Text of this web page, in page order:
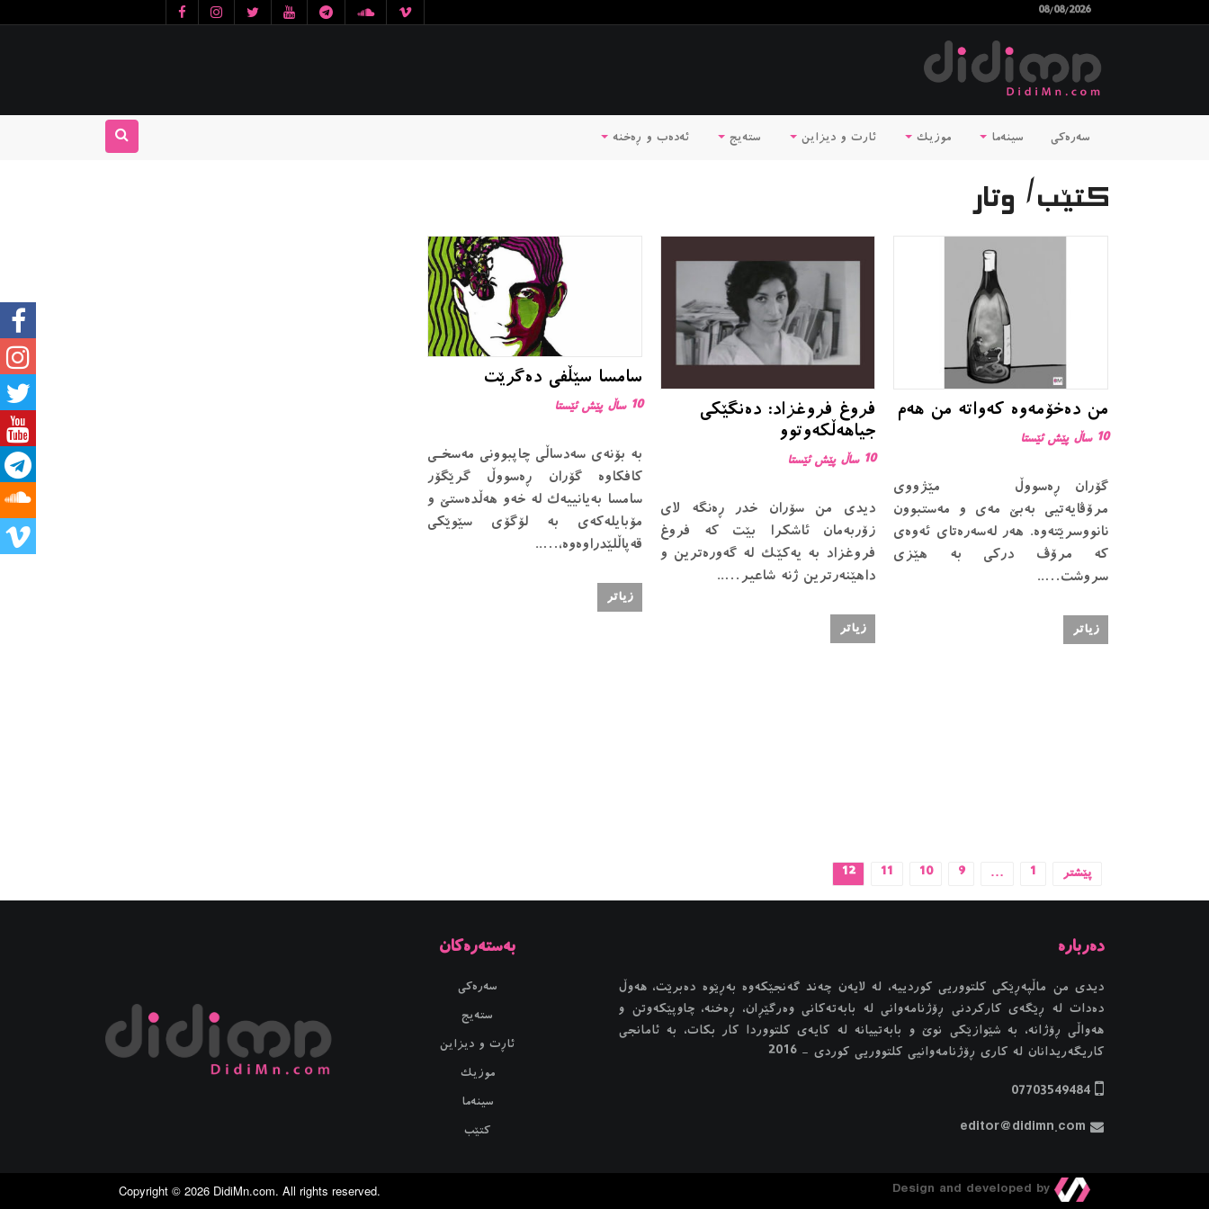
08/08/2026
ئه‌ده‌ب و ڕه‌خنه‌ ستەیج ئارت و دیزاین موزیک سینەما سەرەکی
کتێب/ وتار
من دەخۆمەوە کەواتە من هەم
10 ساڵ پێش ئێستا
گۆران ڕەسووڵ مێژووی
مرۆڤایەتیی بەبێ مەی و مەستبوون
نانووسرێتەوە. هەر لەسەرەتای ئەوەی
کە مرۆڤ درکی بە هێزی
سروشت…..
زیاتر
فروغ فروغزاد: دەنگێکی
جیاهەڵکەوتوو
10 ساڵ پێش ئێستا
دیدی من سۆران خدر ڕەنگە لای
زۆربەمان ئاشكرا بێت كە فروغ
فروغزاد بە یەكێک لە گەورەترین و
داهێنەرترین ژنە شاعیر…..
زیاتر
سامسا سێڵفی دەگرێت
10 ساڵ پێش ئێستا
بە بۆنەی سەدساڵی چاپبوونی مەسخـی
کافکاوە گۆران ڕەسووڵ گرێگۆر
سامسا بەیانییەک لە خەو هەڵدەستێ و
مۆبایلەکەی بە لۆگۆی سێوێکی
قەپاڵلێدراوەوە،…..
زیاتر
پێشتر 1
…
9
10
11
12
به‌سته‌ره‌كان
سەرەکی
ستەیج
ئاڕت و دیزاین
موزیک
سینەما
کتێب
دیدی من ماڵپەڕێکی کلتووریی کوردییە، لە لایەن چەند گەنجێكه‌وه‌ بەڕێوە دەبرێت، هەوڵ
دەدات لە ڕێگەی کارکردنی ڕۆژنامەوانی لە بابەتەکانی وەرگێڕان، ڕەخنە، چاوپێکەوتن و
هەواڵی ڕۆژانە، بە شێوازێکی نوێ و بابەتییانە لە کایەی کلتووردا کار بکات، بە ئامانجی
کاریگەریدانان لە کاری ڕۆژنامەوانیی کلتووریی کوردی - 2016
07703549484
editor@didimn.com
Copyright © 2026 DidiMn.com. All rights reserved. Design and developed by